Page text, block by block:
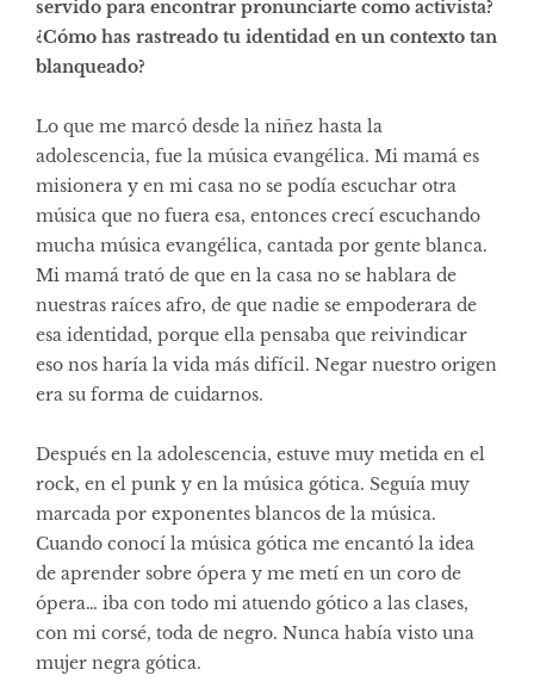
servido para encontrar pronunciarte como activista?
¿Cómo has rastreado tu identidad en un contexto tan
blanqueado?
Lo que me marcó desde la niñez hasta la
adolescencia, fue la música evangélica. Mi mamá es
misionera y en mi casa no se podía escuchar otra
música que no fuera esa, entonces crecí escuchando
mucha música evangélica, cantada por gente blanca.
Mi mamá trató de que en la casa no se hablara de
nuestras raíces afro, de que nadie se empoderara de
esa identidad, porque ella pensaba que reivindicar
eso nos haría la vida más difícil. Negar nuestro origen
era su forma de cuidarnos.
Después en la adolescencia, estuve muy metida en el
rock, en el punk y en la música gótica. Seguía muy
marcada por exponentes blancos de la música.
Cuando conocí la música gótica me encantó la idea
de aprender sobre ópera y me metí en un coro de
ópera… iba con todo mi atuendo gótico a las clases,
con mi corsé, toda de negro. Nunca había visto una
mujer negra gótica.